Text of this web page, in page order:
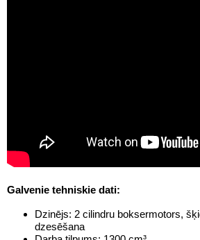
Galvenie tehniskie dati:
Dzinējs: 2 cilindru boksermotors,
dzesēšana